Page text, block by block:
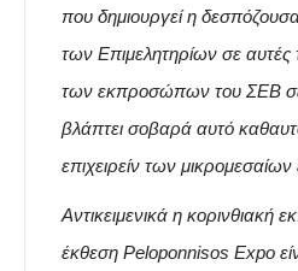
που δημιουργεί η
των Επιμελητηρίων σε αυτές
των εκπροσώπων του ΣΕΒ
βλάπτει σοβαρά αυτό
επιχειρείν των
Αντικειμενικά η
έκθεση Peloponnisos Expo